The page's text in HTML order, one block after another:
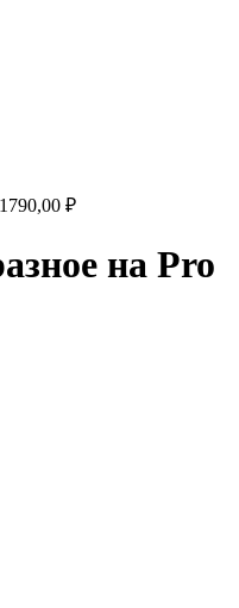
1790,00 ₽
на Pro